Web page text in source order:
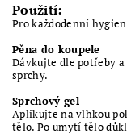
Použití:
Pro každodenní
Pěna do koupele
Dávkujte dle potřeby
sprchy.
Sprchový gel
Aplikujte na vlhkou
tělo. Po umytí tělo